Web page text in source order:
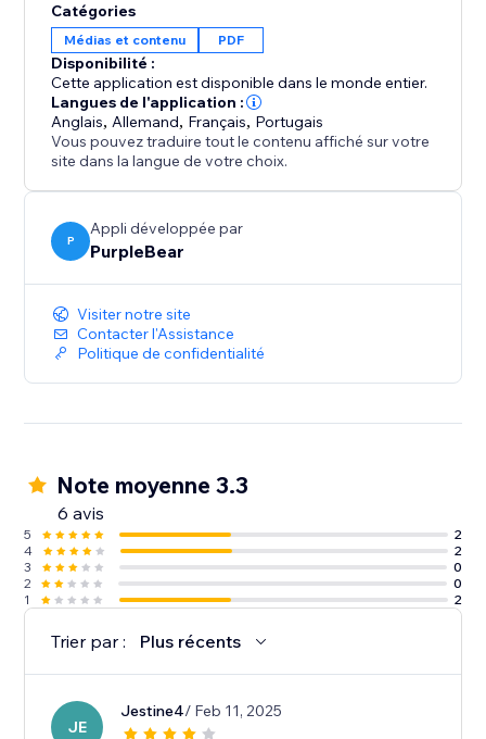
effets sonores immersifs au balayage, cette
application élève vos PDF en flipbooks captivants.
Doté de miniatures personnalisables, d'une barre
d'outils et d'options de téléchargement faciles, les
Catalogues PDF + FlipBook sont idéaux pour
présenter des catalogues, des brochures et plus
Catégories
Médias et contenu PDF
Disponibilité :
Cette application est disponible dans le monde entier.
Langues de l'application :
Anglais, Allemand, Français, Portugais
Vous pouvez traduire tout le contenu affiché sur votre
site dans la langue de votre choix.
P
Appli développée par
PurpleBear
Visiter notre site
Contacter l'Assistance
Politique de confidentialité
Note moyenne 3.3
6 avis
5
2
4
2
3
0
2
0
1
2
Trier par : Plus récents
JE
Jestine4/ Feb 11, 2025